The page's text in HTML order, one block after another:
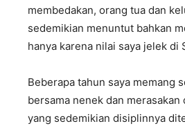
membedakan, orang tua dan
sedemikian menuntut bahkan
hanya karena nilai saya jelek di
Beberapa tahun saya memang
bersama nenek dan
yang sedemikian disiplinnya